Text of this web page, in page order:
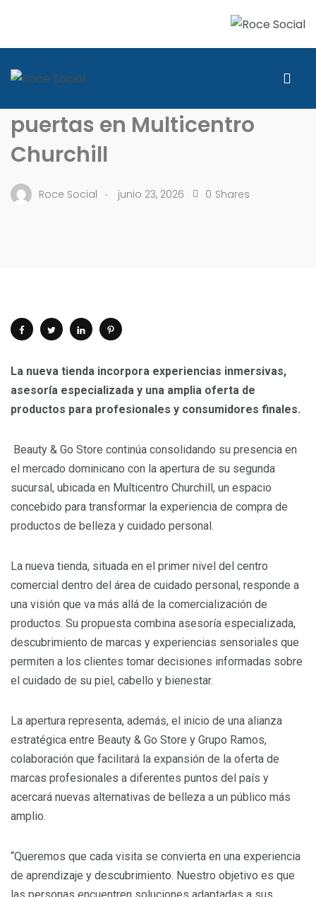
SOCIALES
puertas en Multicentro
Churchill
Roce Social . junio 23, 2026 Shares
0
La nueva tienda incorpora experiencias inmersivas,
asesoría especializada y una amplia oferta de
productos para profesionales y consumidores finales.
Beauty & Go Store continúa consolidando su presencia en
el mercado dominicano con la apertura de su segunda
sucursal, ubicada en Multicentro Churchill, un espacio
concebido para transformar la experiencia de compra de
productos de belleza y cuidado personal.
La nueva tienda, situada en el primer nivel del centro
comercial dentro del área de cuidado personal, responde a
una visión que va más allá de la comercialización de
productos. Su propuesta combina asesoría especializada,
descubrimiento de marcas y experiencias sensoriales que
permiten a los clientes tomar decisiones informadas sobre
el cuidado de su piel, cabello y bienestar.
La apertura representa, además, el inicio de una alianza
estratégica entre Beauty & Go Store y Grupo Ramos,
colaboración que facilitará la expansión de la oferta de
marcas profesionales a diferentes puntos del país y
acercará nuevas alternativas de belleza a un público más
amplio.
“Queremos que cada visita se convierta en una experiencia
de aprendizaje y descubrimiento. Nuestro objetivo es que